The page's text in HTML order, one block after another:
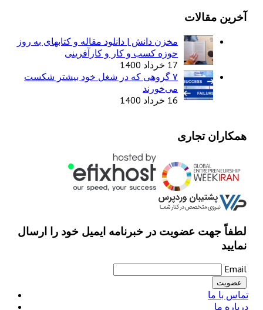
آخرین مقالات
مخزن دانش | دانلود مقاله و کتابهای به روز
حوزه کسب و کار و کارآفرینی
17 خرداد 1400
۷ گروهی که در شغل خود بیشتر شکست
می‌خورند
16 خرداد 1400
همکاران تجاری
لطفاً جهت عضویت در خبرنامه ایمیل خود را ارسال
نمایید
Email
تماس با ما
درباره ما